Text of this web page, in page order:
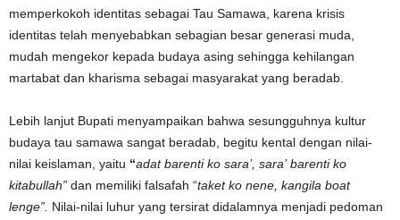
memperkokoh identitas sebagai Tau Samawa, karena krisis
identitas telah menyebabkan sebagian besar generasi muda,
mudah mengekor kepada budaya asing sehingga kehilangan
martabat dan kharisma sebagai masyarakat yang beradab.
Lebih lanjut Bupati menyampaikan bahwa sesungguhnya kultur
budaya tau samawa sangat beradab, begitu kental dengan nilai-
nilai keislaman, yaitu “adat barenti ko sara’, sara’ barenti ko
kitabullah” dan memiliki falsafah “taket ko nene, kangila boat
lenge”. Nilai-nilai luhur yang tersirat didalamnya menjadi pedoman